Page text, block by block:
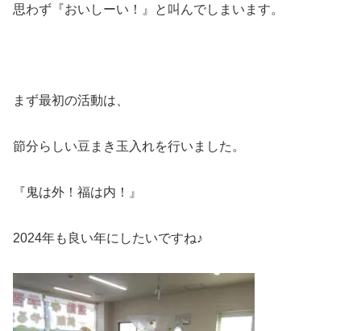
思わず『おいしーい！』と叫んでしまいます。
まず最初の活動は、
節分らしい豆まき玉入れを行いました。
『鬼は外！福は内！』
2024年も良い年にしたいですね♪